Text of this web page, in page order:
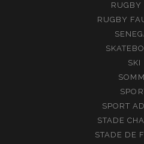
RUGBY
RUGBY
SKI
SPORT
STADE
STADE DE